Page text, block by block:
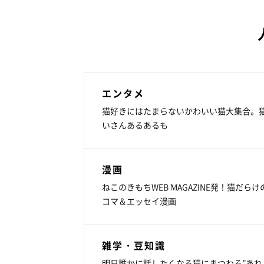
エンタメ
猫好きにはたまらないかわいい猫大集合。
いさんあるあるも
漫画
ねこのきもちWEB MAGAZINE発！猫だらけ
コマ＆エッセイ漫画
雑学・豆知識